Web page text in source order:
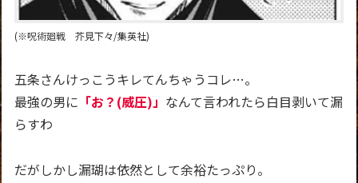
(※呪術廻戦 芥見下々/集英社)
五条さんけっこうキレてんちゃうコレ…。
最強の男に 「お？(威圧)」 なんて言われたら白目剥いて漏
らすわ
だがしかし漏瑚は依然として余裕たっぷり。